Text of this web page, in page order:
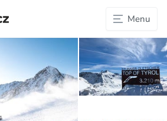
Menu